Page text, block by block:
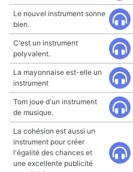
Le nouvel instrument sonne
bien.
C'est un instrument
polyvalent.
La mayonnaise est-elle un
instrument
Tom joue d'un instrument
de musique.
La cohésion est aussi un
instrument pour créer
l'égalité des chances et
une excellente publicité